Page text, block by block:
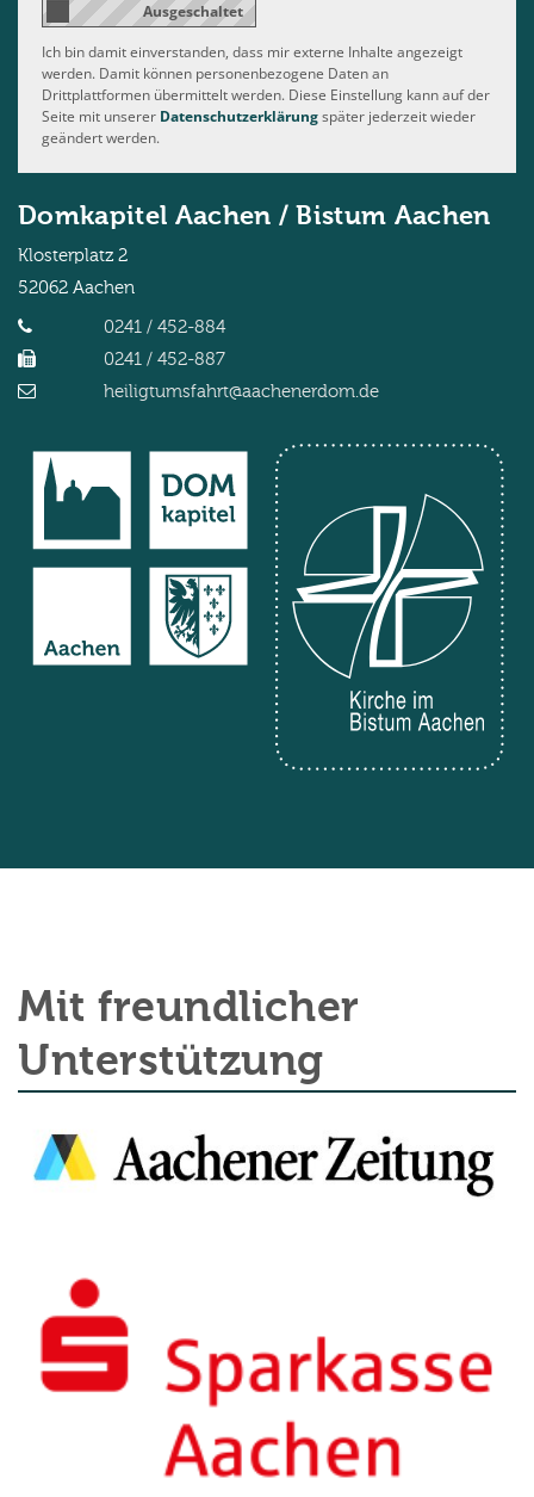
Ich bin damit einverstanden, dass mir externe Inhalte angezeigt
werden. Damit können personenbezogene Daten an
Drittplattformen übermittelt werden. Diese Einstellung kann auf der
Seite mit unserer Datenschutzerklärungspäter jederzeit wieder
geändert werden.
Domkapitel Aachen / Bistum Aachen
Klosterplatz 2
52062 Aachen
0241 / 452-884
0241 / 452-887
heiligtumsfahrt@aachenerdom.de
Mit freundlicher
Unterstützung